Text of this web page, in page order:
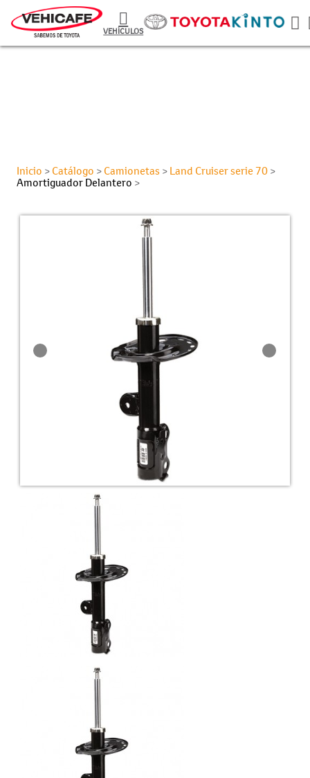
VEHÍCULOS
Inicio > Catálogo > Camionetas > Land Cruiser serie 70 >
Amortiguador Delantero >